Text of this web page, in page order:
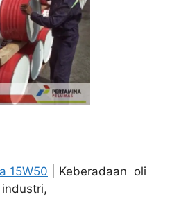
15W50 | Keberadaan oli